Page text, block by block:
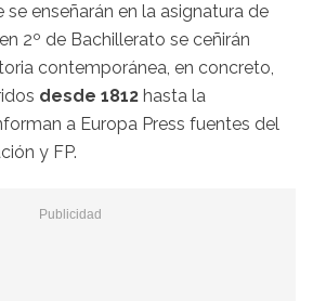
enseñarán en la asignatura de
2º de Bachillerato se ceñirán
contemporánea, en concreto,
desde 1812 hasta la
a Europa Press fuentes del
y FP.